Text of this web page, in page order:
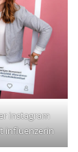
instagram
influenzerin